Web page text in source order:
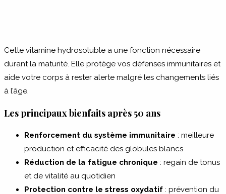
Cette vitamine hydrosoluble a une fonction nécessaire
durant la maturité. Elle protège vos défenses immunitaires et
aide votre corps à rester alerte malgré les changements liés
à l’âge.
Les principaux bienfaits après 50 ans
Renforcement du système immunitaire : meilleure
production et efficacité des globules blancs
Réduction de la fatigue chronique : regain de tonus
et de vitalité au quotidien
Protection contre le stress oxydatif : prévention du